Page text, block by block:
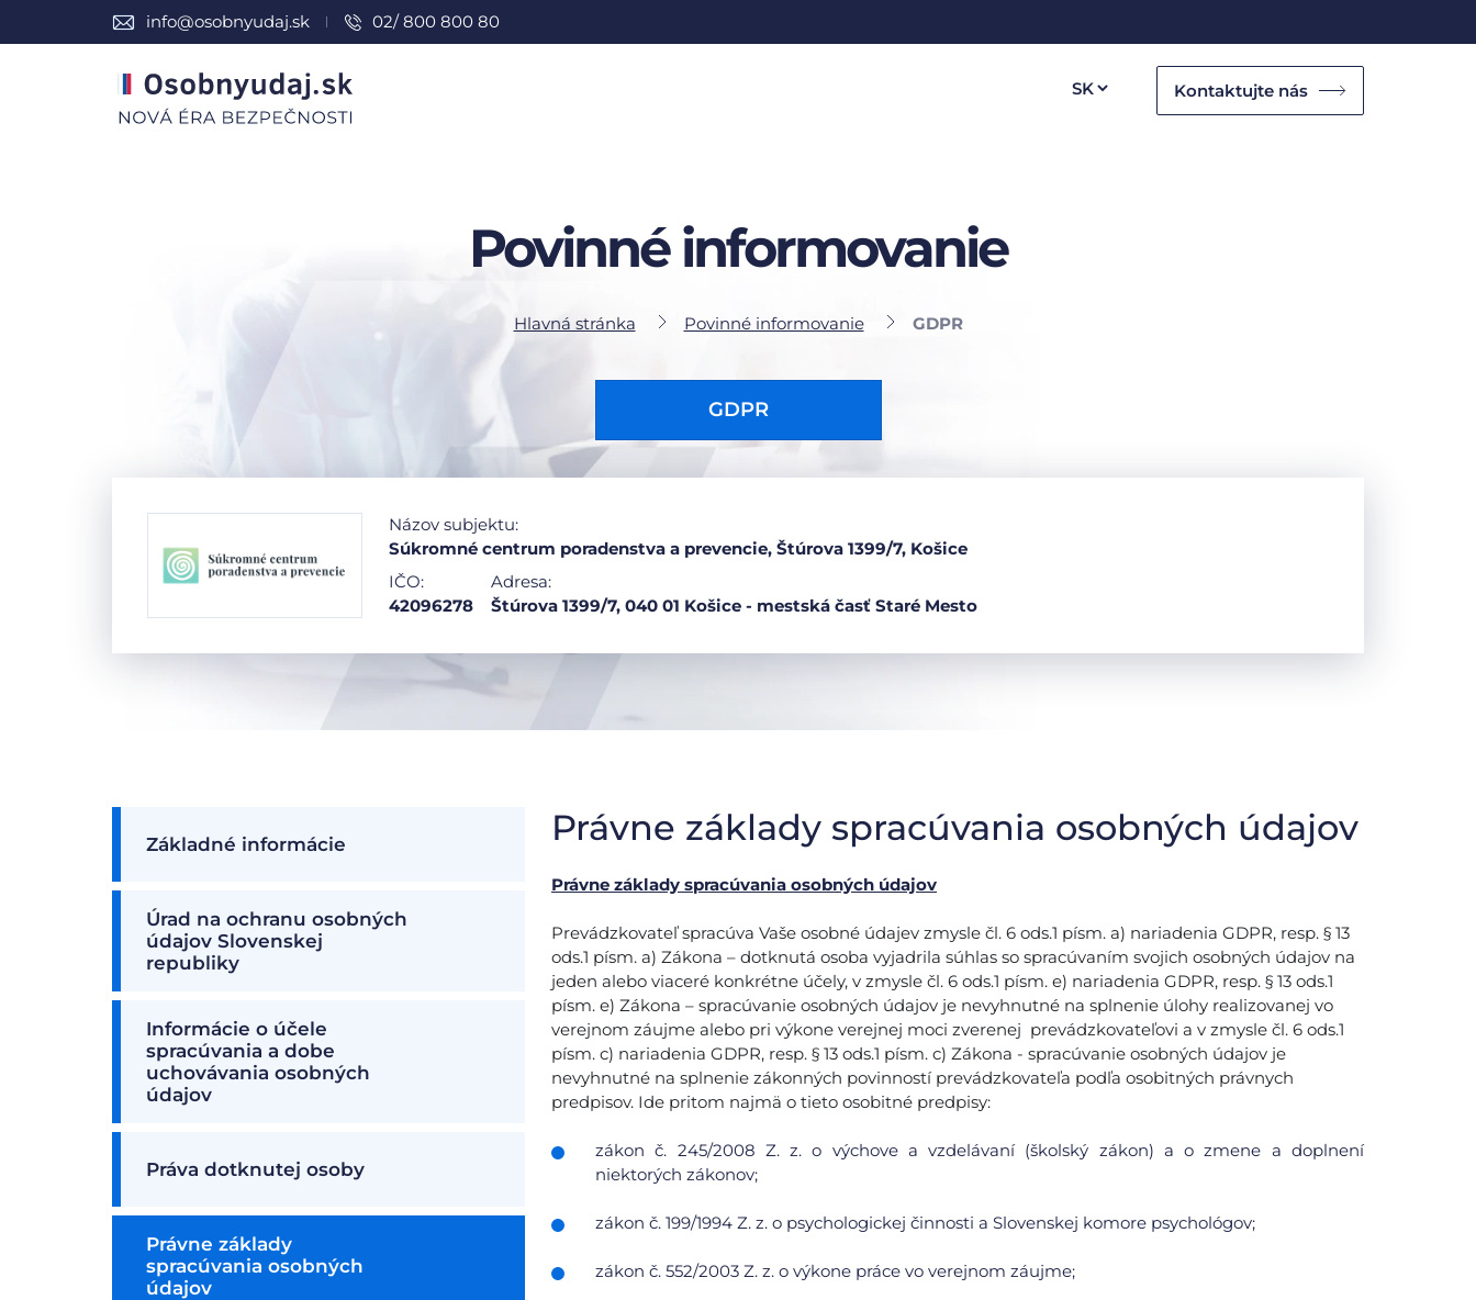
info@osobnyudaj.sk 02/ 800 800 80
Kontaktujte nás
Povinné informovanie
Hlavná stránka Povinné informovanie GDPR
GDPR
Názov subjektu:
Súkromné centrum poradenstva a prevencie, Štúrova 1399/7, Košice
IČO:
42096278
Adresa:
Štúrova 1399/7, 040 01 Košice - mestská časť Staré Mesto
Základné informácie
Úrad na ochranu osobných
údajov Slovenskej
republiky
Informácie o účele
spracúvania a dobe
uchovávania osobných
údajov
Práva dotknutej osoby
Právne základy
spracúvania osobných
údajov
Právne základy spracúvania osobných údajov
Právne základy spracúvania osobných údajov
Prevádzkovateľ spracúva Vaše osobné údajev zmysle čl. 6 ods.1 písm. a) nariadenia GDPR, resp. § 13
ods.1 písm. a) Zákona – dotknutá osoba vyjadrila súhlas so spracúvaním svojich osobných údajov na
jeden alebo viaceré konkrétne účely, v zmysle čl. 6 ods.1 písm. e) nariadenia GDPR, resp. § 13 ods.1
písm. e) Zákona – spracúvanie osobných údajov je nevyhnutné na splnenie úlohy realizovanej vo
verejnom záujme alebo pri výkone verejnej moci zverenej prevádzkovateľovi a v zmysle čl. 6 ods.1
písm. c) nariadenia GDPR, resp. § 13 ods.1 písm. c) Zákona - spracúvanie osobných údajov je
nevyhnutné na splnenie zákonných povinností prevádzkovateľa podľa osobitných právnych
predpisov. Ide pritom najmä o tieto osobitné predpisy:
zákon č. 245/2008 Z. z. o výchove a vzdelávaní (školský zákon) a o zmene a doplnení
niektorých zákonov;
zákon č. 199/1994 Z. z. o psychologickej činnosti a Slovenskej komore psychológov;
zákon č. 552/2003 Z. z. o výkone práce vo verejnom záujme;